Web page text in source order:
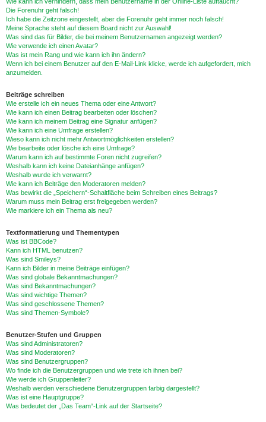
Die Forenuhr geht falsch!
Ich habe die Zeitzone eingestellt, aber die Forenuhr geht immer noch falsch!
Meine Sprache steht auf diesem Board nicht zur Auswahl!
Was sind das für Bilder, die bei meinem Benutzernamen angezeigt werden?
Wie verwende ich einen Avatar?
Was ist mein Rang und wie kann ich ihn ändern?
Wenn ich bei einem Benutzer auf den E-Mail-Link klicke, werde ich aufgefordert, mich
anzumelden.
Beiträge schreiben
Wie erstelle ich ein neues Thema oder eine Antwort?
Wie kann ich einen Beitrag bearbeiten oder löschen?
Wie kann ich meinem Beitrag eine Signatur anfügen?
Wie kann ich eine Umfrage erstellen?
Wieso kann ich nicht mehr Antwortmöglichkeiten erstellen?
Wie bearbeite oder lösche ich eine Umfrage?
Warum kann ich auf bestimmte Foren nicht zugreifen?
Weshalb kann ich keine Dateianhänge anfügen?
Weshalb wurde ich verwarnt?
Wie kann ich Beiträge den Moderatoren melden?
Was bewirkt die „Speichern“-Schaltfläche beim Schreiben eines Beitrags?
Warum muss mein Beitrag erst freigegeben werden?
Wie markiere ich ein Thema als neu?
Textformatierung und Thementypen
Was ist BBCode?
Kann ich HTML benutzen?
Was sind Smileys?
Kann ich Bilder in meine Beiträge einfügen?
Was sind globale Bekanntmachungen?
Was sind Bekanntmachungen?
Was sind wichtige Themen?
Was sind geschlossene Themen?
Was sind Themen-Symbole?
Benutzer-Stufen und Gruppen
Was sind Administratoren?
Was sind Moderatoren?
Was sind Benutzergruppen?
Wo finde ich die Benutzergruppen und wie trete ich ihnen bei?
Wie werde ich Gruppenleiter?
Weshalb werden verschiedene Benutzergruppen farbig dargestellt?
Was ist eine Hauptgruppe?
Was bedeutet der „Das Team“-Link auf der Startseite?